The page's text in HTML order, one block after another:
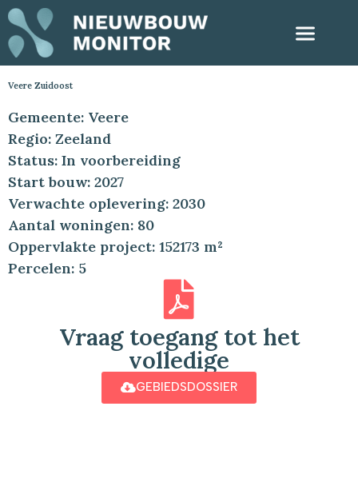
Veere Zuidoost
Gemeente: Veere
Regio: Zeeland
Status: In voorbereiding
Start bouw: 2027
Verwachte oplevering: 2030
Aantal woningen: 80
Oppervlakte project: 152173 m²
Percelen: 5
Vraag toegang tot het
volledige
GEBIEDSDOSSIER